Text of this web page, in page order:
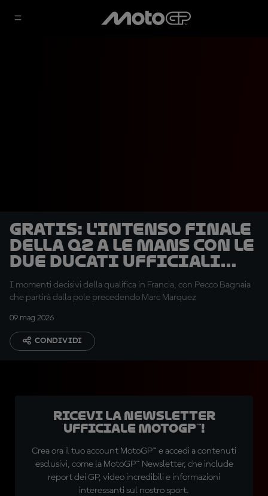
GRATIS: l'intenso finale
della Q2 a Le Mans con le
due Ducati ufficiali
davanti a tutti
I momenti decisivi della qualifica in Francia, con Pecco Bagnaia
che partirà dalla pole precedendo Marc Marquez
09 mag 2026
CONDIVIDI
Ricevi la newsletter
ufficiale MotoGP™!
Crea ora il tuo account MotoGP™ e accedi a contenuti
esclusivi, come la MotoGP™ Newsletter, che include
report dei GP, video incredibili e informazioni
interessanti sul nostro sport.